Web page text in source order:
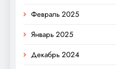
Февраль 2025
Январь 2025
Декабрь 2024